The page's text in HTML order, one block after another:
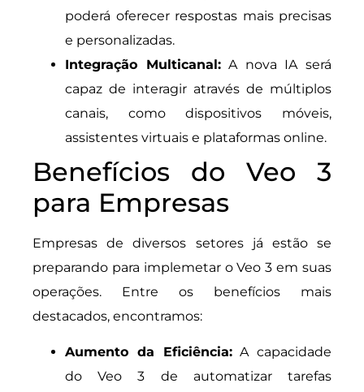
poderá oferecer respostas mais precisas
e personalizadas.
Integração Multicanal:A nova IA será
capaz de interagir através de múltiplos
canais, como dispositivos móveis,
assistentes virtuais e plataformas online.
Benefícios do Veo 3
para Empresas
Empresas de diversos setores já estão se
preparando para implemetar o Veo 3 em suas
operações. Entre os benefícios mais
destacados, encontramos:
Aumento da Eficiência:A capacidade
do Veo 3 de automatizar tarefas